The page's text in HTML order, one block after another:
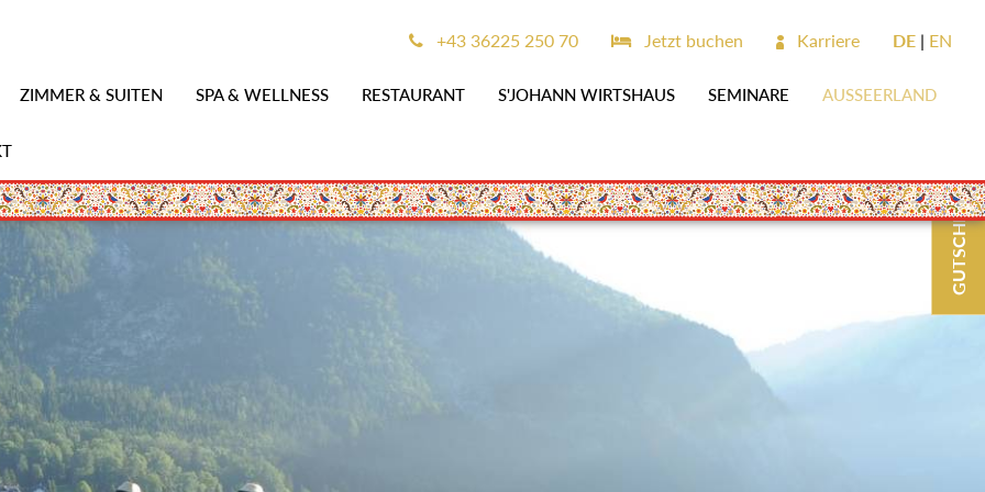
ZIMMER & SUITEN SPA & WELLNESS RESTAURANT S'JOHANN WIRTSHAUS SEMINARE AUSSEERLAND
+43 36225 250 70 Jetzt buchen Karriere DE EN
GUTSCHEINE